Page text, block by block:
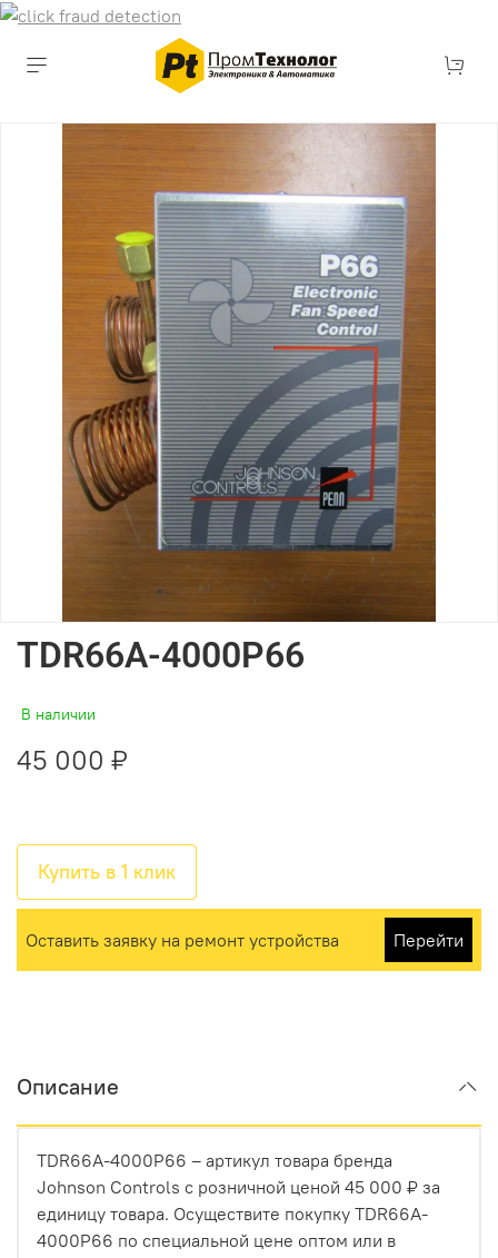
TDR66A-4000P66
В наличии
45 000 ₽
Купить в 1 клик
Оставить заявку на ремонт устройства Перейти
Описание
TDR66A-4000P66 – артикул товара бренда
Johnson Controls с розничной ценой 45 000 ₽ за
единицу товара. Осуществите покупку TDR66A-
4000P66 по специальной цене оптом или в